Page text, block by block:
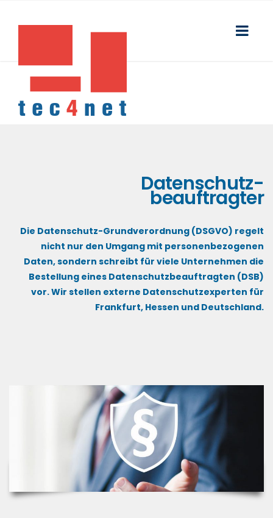
Datenschutz-
beauftragter
Die Datenschutz-Grundverordnung (DSGVO) regelt
nicht nur den Umgang mit personenbezogenen
Daten, sondern schreibt für viele Unternehmen die
Bestellung eines Datenschutzbeauftragten (DSB)
vor. Wir stellen externe Datenschutzexperten für
Frankfurt, Hessen und Deutschland.